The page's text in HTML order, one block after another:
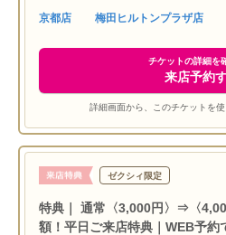
次第終了
京都店 梅田ヒルトンプラザ店
チケットの詳細を
来店予約
詳細画面から、このチケットを使
ゼクシィ限定
特典｜ 通常〈3,000円〉⇒〈
額！平日ご来店特典｜WEB予約